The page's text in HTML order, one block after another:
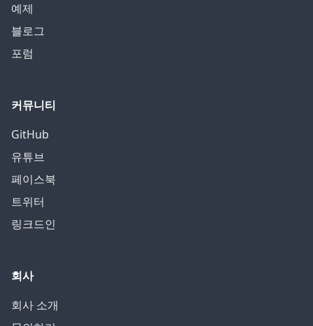
예제
블로그
포럼
커뮤니티
GitHub
유튜브
페이스북
트위터
링크드인
회사
회사 소개